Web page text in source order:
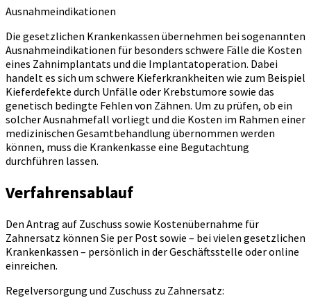
Ausnahmeindikationen
Die gesetzlichen Krankenkassen übernehmen bei sogenannten
Ausnahmeindikationen für besonders schwere Fälle die Kosten
eines Zahnimplantats und die Implantatoperation. Dabei
handelt es sich um schwere Kieferkrankheiten wie zum Beispiel
Kieferdefekte durch Unfälle oder Krebstumore sowie das
genetisch bedingte Fehlen von Zähnen. Um zu prüfen, ob ein
solcher Ausnahmefall vorliegt und die Kosten im Rahmen einer
medizinischen Gesamtbehandlung übernommen werden
können, muss die Krankenkasse eine Begutachtung
durchführen lassen.
Verfahrensablauf
Den Antrag auf Zuschuss sowie Kostenübernahme für
Zahnersatz können Sie per Post sowie – bei vielen gesetzlichen
Krankenkassen – persönlich in der Geschäftsstelle oder online
einreichen.
Regelversorgung und Zuschuss zu Zahnersatz: